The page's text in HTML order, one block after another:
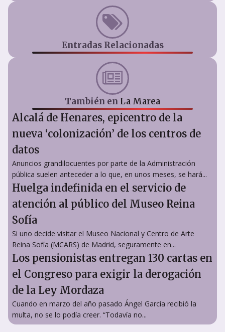
Entradas Relacionadas
También en La Marea
Alcalá de Henares, epicentro de la
nueva ‘colonización’ de los centros de
datos
Anuncios grandilocuentes por parte de la Administración
pública suelen anteceder a lo que, en unos meses, se hará...
Huelga indefinida en el servicio de
atención al público del Museo Reina
Sofía
Si uno decide visitar el Museo Nacional y Centro de Arte
Reina Sofía (MCARS) de Madrid, seguramente en...
Los pensionistas entregan 130 cartas en
el Congreso para exigir la derogación
de la Ley Mordaza
Cuando en marzo del año pasado Ángel García recibió la
multa, no se lo podía creer. “Todavía no...